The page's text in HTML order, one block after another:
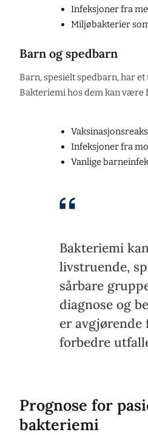
Infeksjoner fra
Miljøbakterier
Barn og spedbarn
Barn, spesielt spedbarn, har
Bakteriemi hos dem kan være
Infeksjoner fra
Vanlige
Bakteriemi
livstruende,
sårbare
diagnose og
er avgjørende
forbedre
Prognose for
bakteriemi